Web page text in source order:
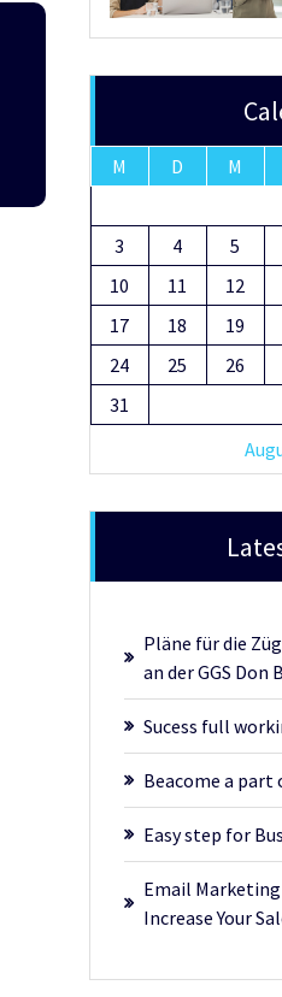
M D M
3
4 5
10
11 12
17
18 19
24
25 26
31
Pläne für die
an der GGS Don
Sucess full
Beacome a part
Easy step for
Email
Increase Your